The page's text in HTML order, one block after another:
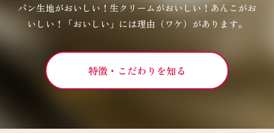
パン生地がおいしい！生クリームがおいしい！あんこがお
いしい！
「おいしい」には理由（ワケ）があります。
特徴・こだわりを知る